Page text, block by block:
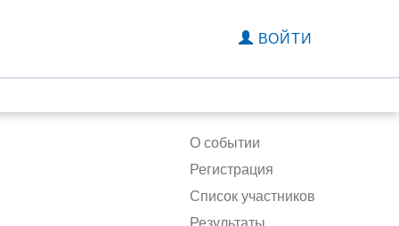
ВОЙТИ
О событии
Регистрация
Список участников
Результаты